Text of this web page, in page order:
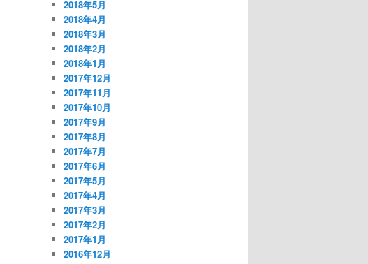
2018年5月
2018年4月
2018年3月
2018年2月
2018年1月
2017年12月
2017年11月
2017年10月
2017年9月
2017年8月
2017年7月
2017年6月
2017年5月
2017年4月
2017年3月
2017年2月
2017年1月
2016年12月